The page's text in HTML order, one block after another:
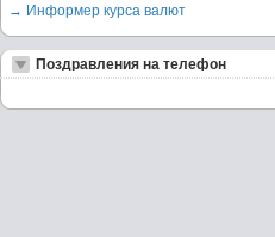
→ Информер курса валют
Поздравления на телефон